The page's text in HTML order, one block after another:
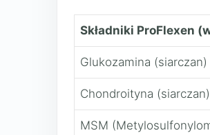
Składniki ProFlexen
Glukozamina (siarczan)
Chondroityna (siarczan)
MSM